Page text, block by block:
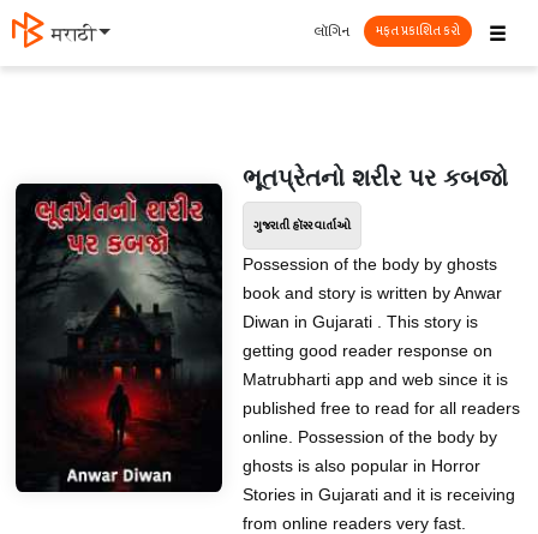
मराठी ☰
લૉગિન મફત પ્રકાશિત કરો
ભૂતપ્રેતનો શરીર પર કબજો
ગુજરાતી હૉરર વાર્તાઓ
Possession of the body by ghosts
book and story is written by Anwar
Diwan in Gujarati . This story is
getting good reader response on
Matrubharti app and web since it is
published free to read for all readers
online. Possession of the body by
ghosts is also popular in Horror
Stories in Gujarati and it is receiving
from online readers very fast.